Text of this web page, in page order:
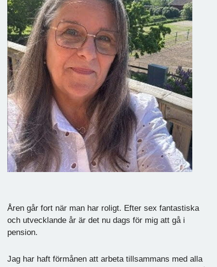
Åren går fort när man har roligt. Efter sex fantastiska
och utvecklande år är det nu dags för mig att gå i
pension.
Jag har haft förmånen att arbeta tillsammans med alla